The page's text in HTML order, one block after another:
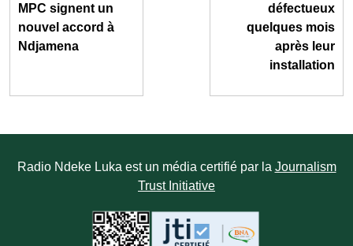
MPC signent un
nouvel accord à
Ndjamena
défectueux
quelques mois
après leur
installation
Radio Ndeke Luka est un média certifié par la Journalism
Trust Initiative